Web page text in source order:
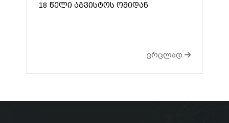
18 წელი აგვისტოს ომიდან
ვრცლად